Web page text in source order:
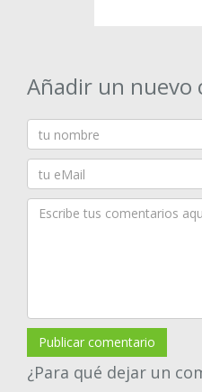
Añadir un nuevo
Publicar comentario
¿Para qué dejar un